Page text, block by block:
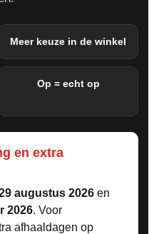
Meer keuze in de winkel
Op = echt op
en extra
augustus 2026 en
2026. Voor
afhaaldagen op